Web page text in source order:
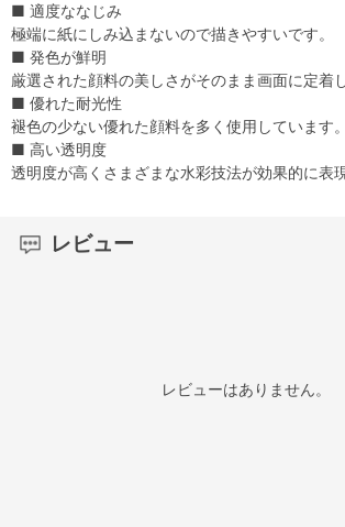
■ 適度ななじみ
極端に紙にしみ込まないので描きやすいです。
■ 発色が鮮明
厳選された顔料の美しさがそのまま画面に定着
■ 優れた耐光性
褪色の少ない優れた顔料を多く使用しています。
■ 高い透明度
透明度が高くさまざまな水彩技法が効果的に表
レビュー
レビューはありません。